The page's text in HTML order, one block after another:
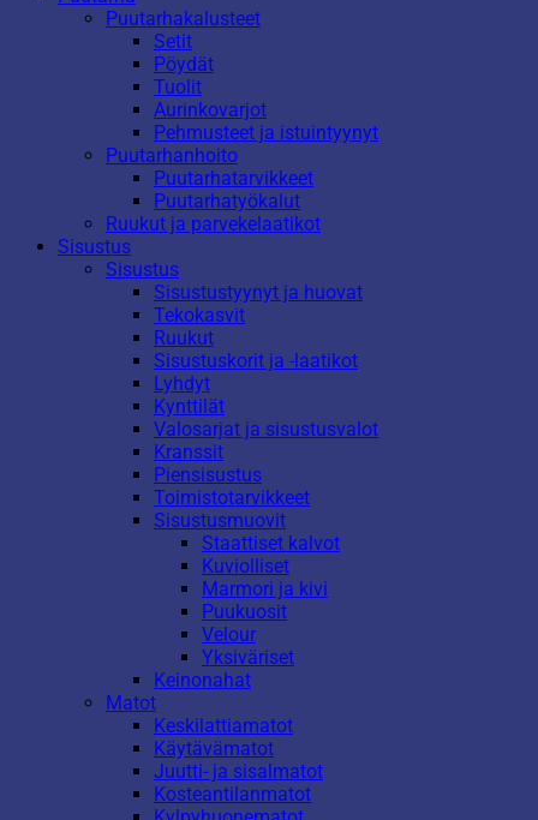
Puutarhakalusteet
Setit
Pöydät
Tuolit
Aurinkovarjot
Pehmusteet ja istuintyynyt
Puutarhanhoito
Puutarhatarvikkeet
Puutarhatyökalut
Ruukut ja parvekelaatikot
Sisustus
Sisustus
Sisustustyynyt ja huovat
Tekokasvit
Ruukut
Sisustuskorit ja -laatikot
Lyhdyt
Kynttilät
Valosarjat ja sisustusvalot
Kranssit
Piensisustus
Toimistotarvikkeet
Sisustusmuovit
Staattiset kalvot
Kuviolliset
Marmori ja kivi
Puukuosit
Velour
Yksiväriset
Keinonahat
Matot
Keskilattiamatot
Käytävämatot
Juutti- ja sisalmatot
Kosteantilanmatot